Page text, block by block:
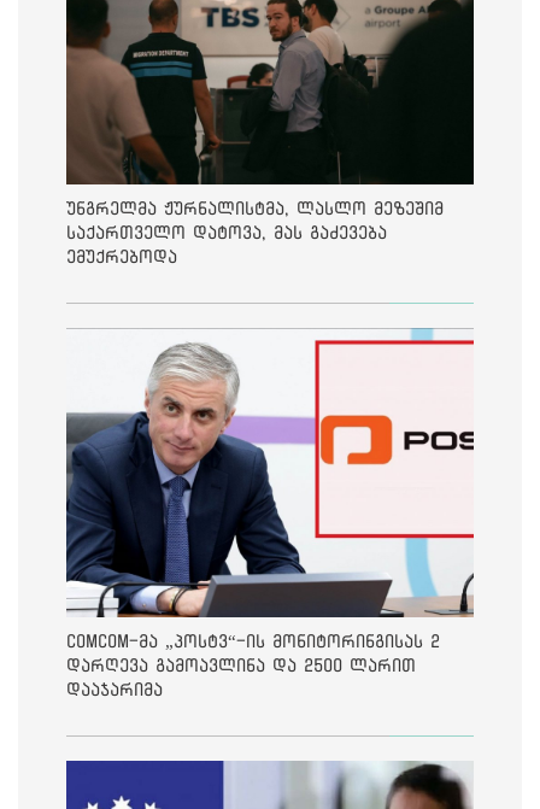
უნგრელმა ჟურნალისტმა, ლასლო მეზეშიმ
საქართველო დატოვა, მას გაძევება
ემუქრებოდა
ComCom-მა „პოსტვ“-ის მონიტორინგისას 2
დარღევა გამოავლინა და 2500 ლარით
დააჯარიმა